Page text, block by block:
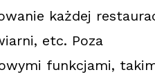
każdej
etc. Poza
funkcjami,